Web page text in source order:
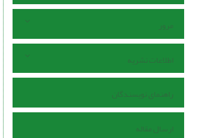
مرور
اطلاعات نشریه
راهنمای نویسندگان
ارسال مقاله